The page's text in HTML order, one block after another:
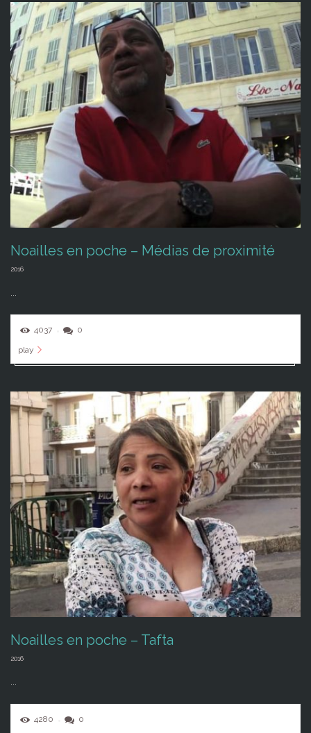
Noailles en poche – Médias de proximité
2016
4037 0
play
Noailles en poche – Tafta
2016
4280 0